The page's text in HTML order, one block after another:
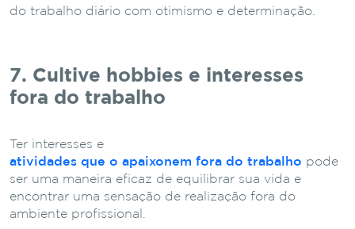
do trabalho diário com otimismo e determinação.
7. Cultive hobbies e interesses
fora do trabalho
Ter interesses e
atividades que o apaixonem fora do trabalho pode
ser uma maneira eficaz de equilibrar sua vida e
encontrar uma sensação de realização fora do
ambiente profissional.